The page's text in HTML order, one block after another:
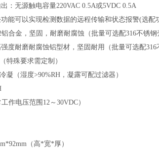
：无源触电容量220VAC 0.5A或5VDC 0.5A
能可以实现检测数据的远程传输和状态报警(选配
合金，坚固，耐磨耐腐蚀（批量可选配316不锈钢
度耐磨耐腐蚀铝型材，坚固耐用（批量可选配316
特殊要求需定制）
凝（湿度>90%RH，凝露可配过滤器）
作电压范围12～30VDC）
（高*宽*厚）